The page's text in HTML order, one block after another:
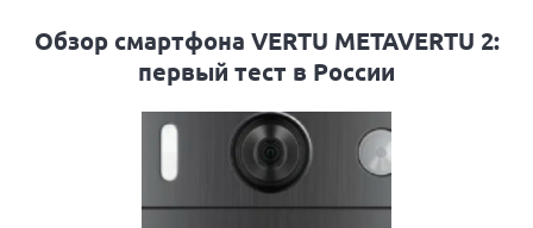
Обзор смартфона VERTU METAVERTU 2:
первый тест в России